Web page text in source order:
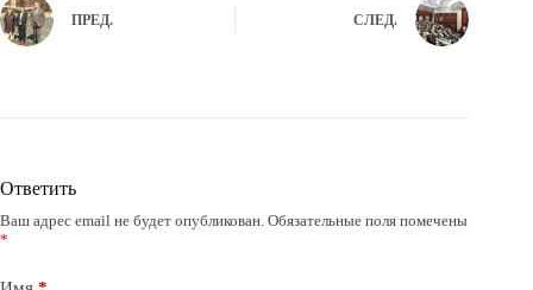
ПРЕД. СЛЕД.
Ответить
Ваш адрес email не будет опубликован. Обязательные поля помечены
*